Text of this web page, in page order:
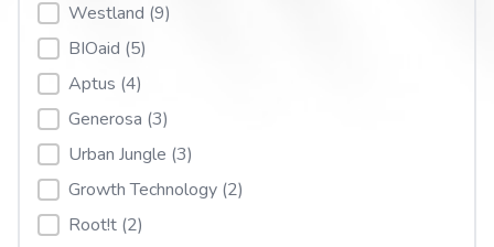
Westland (9)
BIOaid (5)
Aptus (4)
Generosa (3)
Urban Jungle (3)
Growth Technology (2)
Root!t (2)